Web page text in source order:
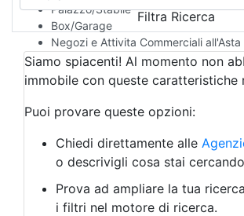
Palazzo/Stabile
Box/Garage
Negozi e Attivita Commerciali all'Asta
Qualsiasi
Attività/Licenza Commerciale
Azienda Agricola
Bar/Ristorante
Albergo
Laboratorio Artigianale
Negozio/locale commerciale
Agriturismo
Magazzini
Filtra Ricerca
Siamo spiacenti! Al momento non
immobile con queste caratteristiche
Puoi provare queste opzioni:
Chiedi direttamente alle
o descrivigli cosa stai cercando
Prova ad ampliare la tua
i filtri nel motore di ricerca.